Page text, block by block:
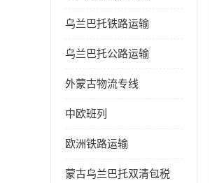
乌兰巴托铁路运输
乌兰巴托公路运输
外蒙古物流专线
中欧班列
欧洲铁路运输
蒙古乌兰巴托双清包税